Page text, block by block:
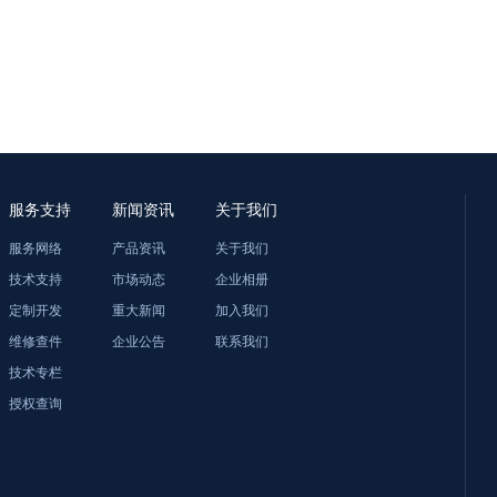
服务支持
服务网络
技术支持
定制开发
维修查件
技术专栏
授权查询
新闻资讯
产品资讯
市场动态
重大新闻
企业公告
关于我们
关于我们
企业相册
加入我们
联系我们